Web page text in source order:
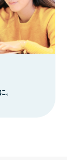
。